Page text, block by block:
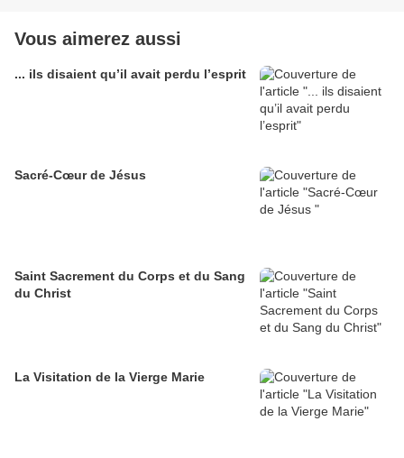
Vous aimerez aussi
... ils disaient qu’il avait perdu l’esprit
Sacré-Cœur de Jésus
Saint Sacrement du Corps et du Sang
du Christ
La Visitation de la Vierge Marie